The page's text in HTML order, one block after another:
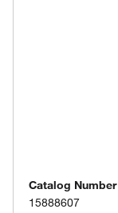
Catalog Number
15888607